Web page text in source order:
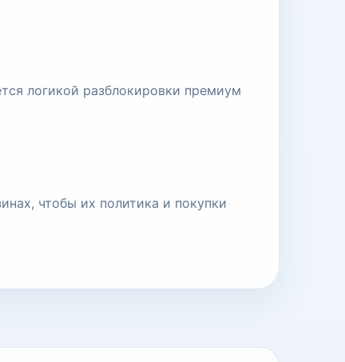
логикой разблокировки премиум
чтобы их политика и покупки